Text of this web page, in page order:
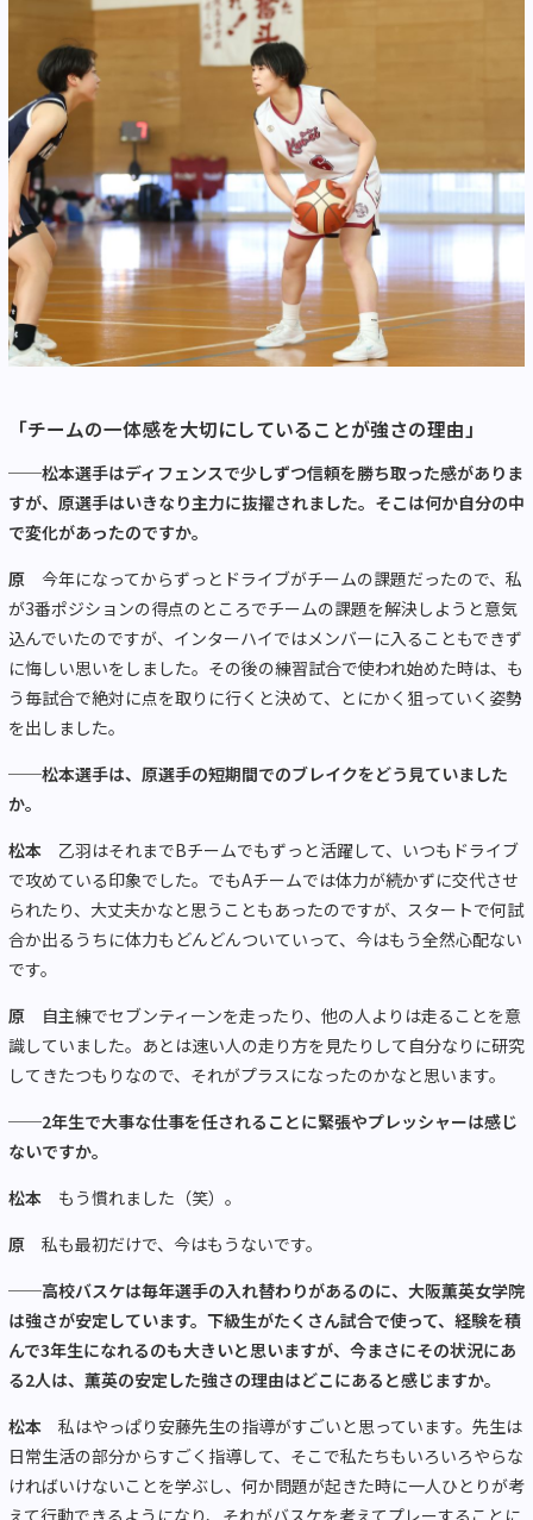
「チームの一体感を大切にしていることが強さの理由」
──松本選手はディフェンスで少しずつ信頼を勝ち取った感がありま
すが、原選手はいきなり主力に抜擢されました。そこは何か自分の中
で変化があったのですか。
原 今年になってからずっとドライブがチームの課題だったので、私
が3番ポジションの得点のところでチームの課題を解決しようと意気
込んでいたのですが、インターハイではメンバーに入ることもできず
に悔しい思いをしました。その後の練習試合で使われ始めた時は、も
う毎試合で絶対に点を取りに行くと決めて、とにかく狙っていく姿勢
を出しました。
──松本選手は、原選手の短期間でのブレイクをどう見ていました
か。
松本 乙羽はそれまでBチームでもずっと活躍して、いつもドライブ
で攻めている印象でした。でもAチームでは体力が続かずに交代させ
られたり、大丈夫かなと思うこともあったのですが、スタートで何試
合か出るうちに体力もどんどんついていって、今はもう全然心配ない
です。
原 自主練でセブンティーンを走ったり、他の人よりは走ることを意
識していました。あとは速い人の走り方を見たりして自分なりに研究
してきたつもりなので、それがプラスになったのかなと思います。
──2年生で大事な仕事を任されることに緊張やプレッシャーは感じ
ないですか。
松本 もう慣れました（笑）。
原 私も最初だけで、今はもうないです。
──高校バスケは毎年選手の入れ替わりがあるのに、大阪薫英女学院
は強さが安定しています。下級生がたくさん試合で使って、経験を積
んで3年生になれるのも大きいと思いますが、今まさにその状況にあ
る2人は、薫英の安定した強さの理由はどこにあると感じますか。
松本 私はやっぱり安藤先生の指導がすごいと思っています。先生は
日常生活の部分からすごく指導して、そこで私たちもいろいろやらな
ければいけないことを学ぶし、何か問題が起きた時に一人ひとりが考